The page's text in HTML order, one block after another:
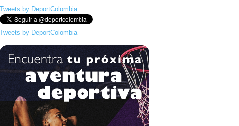
Tweets by DeportColombia
Tweets by DeportColombia